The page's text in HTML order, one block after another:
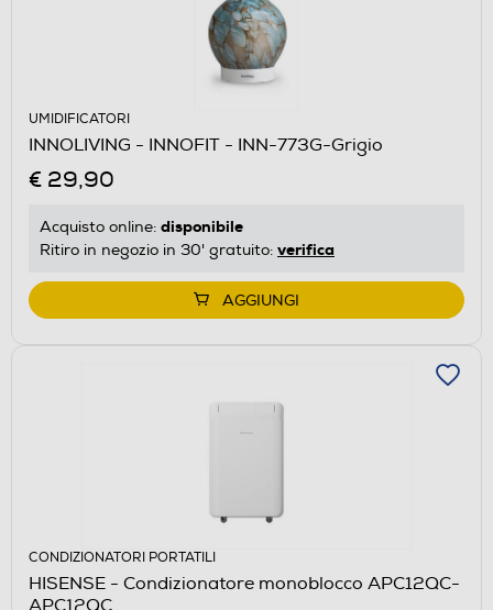
UMIDIFICATORI
INNOLIVING - INNOFIT - INN-773G-Grigio
€ 29,90
Acquisto online: disponibile
Ritiro in negozio in 30' gratuito: verifica
AGGIUNGI
CONDIZIONATORI PORTATILI
HISENSE - Condizionatore monoblocco APC12QC-
APC12QC